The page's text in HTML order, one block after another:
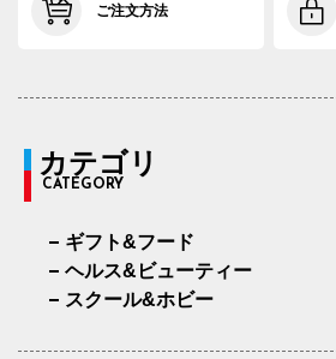
ご注文方法
カテゴリ
CATEGORY
ギフト&フード
ヘルス&ビューティー
スクール&ホビー